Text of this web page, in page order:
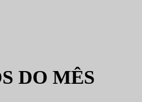
DO MÊS